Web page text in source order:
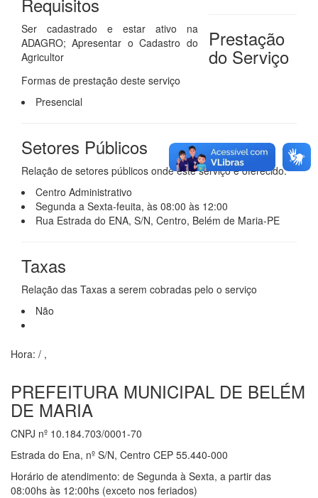
Ser cadastrado e estar ativo na
ADAGRO; Apresentar o Cadastro do
Agricultor
Prestação
do Serviço
Formas de prestação deste serviço
Presencial
Setores Públicos
Relação de setores públicos onde este serviço é oferecido.
Centro Administrativo
Segunda a Sexta-feuita, às 08:00 às 12:00
Rua Estrada do ENA, S/N, Centro, Belém de Maria-PE
Taxas
Relação das Taxas a serem cobradas pelo o serviço
Não
Hora: / ,
PREFEITURA MUNICIPAL DE BELÉM
DE MARIA
CNPJ nº 10.184.703/0001-70
Estrada do Ena, nº S/N, Centro CEP 55.440-000
Horário de atendimento: de Segunda à Sexta, a partir das
08:00hs às 12:00hs (exceto nos feriados)